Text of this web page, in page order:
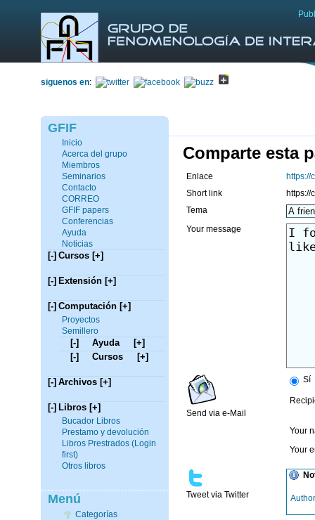
siguenos en:
Comparte esta
Enlace
https://
Short link
https://
Tema
Your message
Send via e-Mail
Sí
Your
Your
Tweet via Twitter
GFIF
Inicio
Acerca del grupo
Miembros
Seminarios
Contacto
CORREO
GFIF papers
Conferencias
Ayuda
Noticias
[-] Cursos [+]
[-] Extensión [+]
[-] Computación [+]
Proyectos
Semillero
[-] Ayuda
[+]
[-]
Cursos [+]
[-] Archivos [+]
[-] Libros [+]
Bucador Libros
Prestamo y devolución
Libros Prestrados (Login
first)
Otros libros
Menú
Categorías